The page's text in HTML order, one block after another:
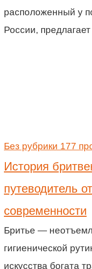
расположенный у
России,
Без рубрики 177
История
путеводитель
современности
Бритье —
гигиенической
искусства богата